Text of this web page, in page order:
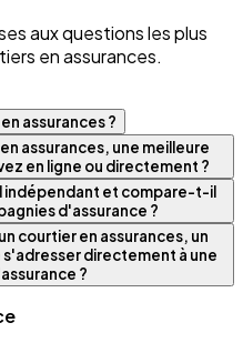
aux questions les plus
en assurances.
assurances ?
assurances, une meilleure
en ligne ou directement ?
indépendant et compare-t-il
d'assurance ?
courtier en assurances, un
directement à une
?